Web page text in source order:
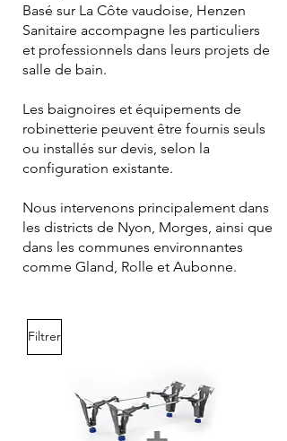
Basé sur La Côte vaudoise, Henzen
Sanitaire accompagne les particuliers
et professionnels dans leurs projets de
salle de bain.
Les baignoires et équipements de
robinetterie peuvent être fournis seuls
ou installés sur devis, selon la
configuration existante.
Nous intervenons principalement dans
les districts de Nyon, Morges, ainsi que
dans les communes environnantes
comme Gland, Rolle et Aubonne.
Filtrer